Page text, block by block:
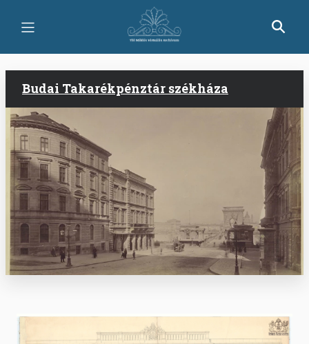
tartalomra
Budai Takarékpénztár székháza